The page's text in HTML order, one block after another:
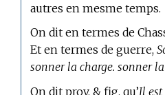
autres en mesme temps.
On dit entermes de
Et entermes de guerre,
sonner la charge. sonner
On dit prov. & fig. qu’Il